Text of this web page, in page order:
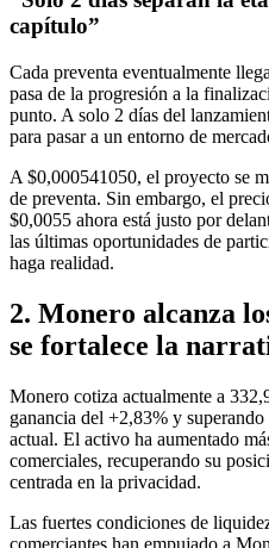
capítulo”
Cada preventa eventualmente
pasa de la progresión a la
punto. A solo 2 días del
para pasar a un entorno de
A $0,000541050, el proyecto se
de preventa. Sin embargo, el
$0,0055 ahora está justo por
las últimas oportunidades de
haga realidad.
2. Monero alcanza
se fortalece la
Monero cotiza actualmente a
ganancia del +2,83% y
actual. El activo ha aumentado
comerciales, recuperando su
centrada en la privacidad.
Las fuertes condiciones de
comerciantes han empujado a